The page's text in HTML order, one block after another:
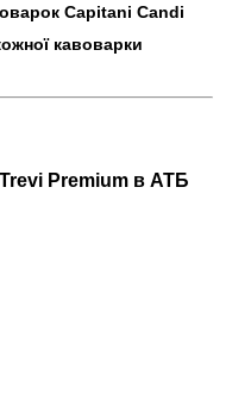
Capitani Candi
кавоварки
Premium в АТБ